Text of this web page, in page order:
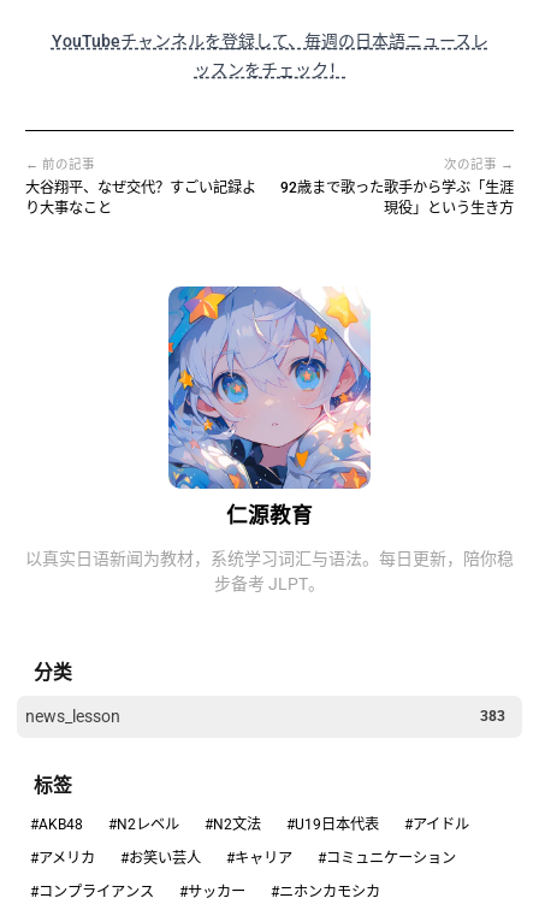
仁源教育
以真实日语新闻为教材，系统学习词汇与语法。每日更新，陪你稳
步备考 JLPT。
分类
news_lesson 383
标签
#AKB48 #N2レベル #N2文法 #U19日本代表
#アイドル
#アメリカ
#お笑い芸人 #キャリア
#コミュニケーション
#コンプライアンス
#サッカー #ニホンカモシカ
YouTubeチャンネルを登録して、毎週の日本語ニュースレ
ッスンをチェック！
← 前の記事
大谷翔平、なぜ交代？すごい記録よ
り大事なこと
次の記事 →
92歳まで歌った歌手から学ぶ「生涯
現役」という生き方